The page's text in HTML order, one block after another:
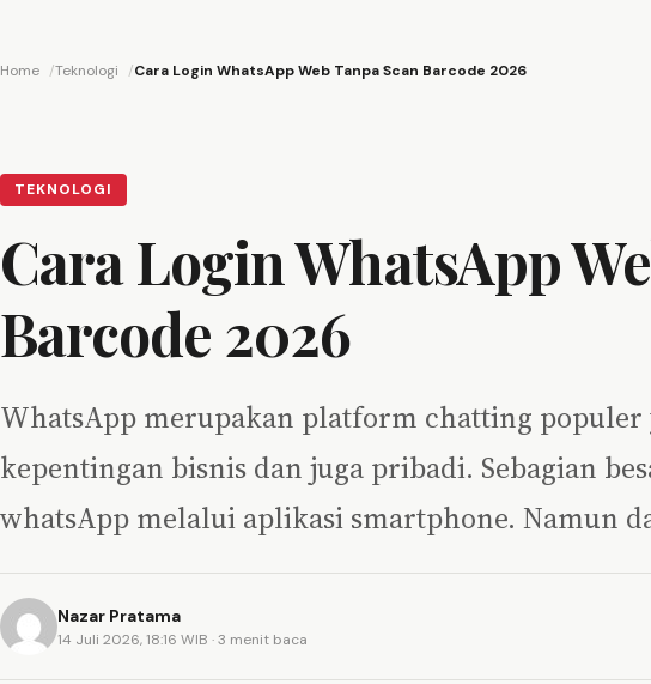
Home Teknologi Cara Login WhatsApp Web Tanpa Scan Barcode 2026
TEKNOLOGI
Cara Login WhatsApp
Barcode 2026
WhatsApp merupakan platform chatting
kepentingan bisnis dan juga pribadi. Sebagian
whatsApp melalui aplikasi smartphone. Namun
Nazar Pratama
14 Juli 2026, 18:16 WIB · 3 menit baca